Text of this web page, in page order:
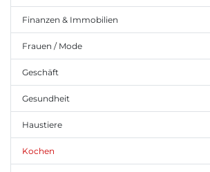
Finanzen & Immobilien
Frauen / Mode
Geschäft
Gesundheit
Haustiere
Kochen